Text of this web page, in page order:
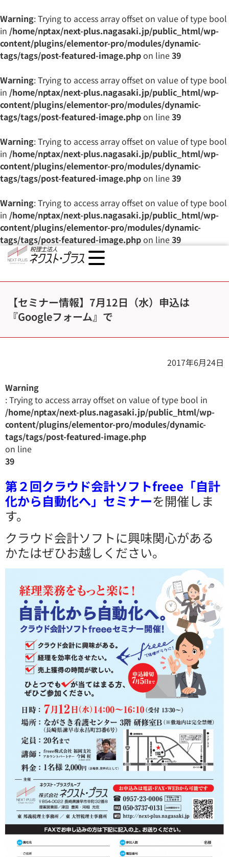
Warning: Trying to access array offset on value of type bool
in /home/nptax/next-plus.nagasaki.jp/public_html/wp-
content/plugins/elementor-pro/modules/dynamic-
tags/tags/post-featured-image.phpon line39
Warning: Trying to access array offset on value of type bool
in /home/nptax/next-plus.nagasaki.jp/public_html/wp-
content/plugins/elementor-pro/modules/dynamic-
tags/tags/post-featured-image.phpon line39
Warning: Trying to access array offset on value of type bool
in /home/nptax/next-plus.nagasaki.jp/public_html/wp-
content/plugins/elementor-pro/modules/dynamic-
tags/tags/post-featured-image.phpon line39
Warning: Trying to access array offset on value of type bool
in /home/nptax/next-plus.nagasaki.jp/public_html/wp-
content/plugins/elementor-pro/modules/dynamic-
tags/tags/post-featured-image.phpon line39
【セミナー情報】7月12日（水）申込は
『Googleフォーム』で
2017年6月24日
Warning
: Trying to access array offset on value of type bool in
/home/nptax/next-plus.nagasaki.jp/public_html/wp-
content/plugins/elementor-pro/modules/dynamic-
tags/tags/post-featured-image.php
on line
39
第２回クラウド会計ソフトfreee「自計
化から自動化へ」セミナーを開催しま
す。
クラウド会計ソフトに興味関心がある
かたはぜひお越しください。